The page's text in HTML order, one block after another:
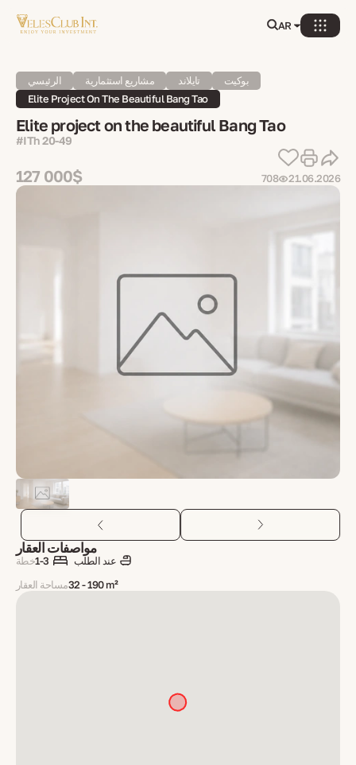
AR
الرئيسي مشاريع استثمارية تايلاند
بوكيت
Elite Project On The Beautiful Bang Tao
Elite project on the beautiful Bang Tao
#ITh 20-49
127 000$ 708 21.06.2026
مواصفات العقار
خطة1-3
عند الطلب
مساحة العقار32 - 190 m²